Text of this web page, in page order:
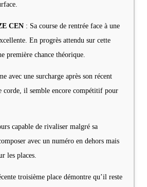
CEN : Sa course de rentrée face à une
En progrès attendu sur cette
première chance théorique.
avec une surcharge après son récent
corde, il semble encore compétitif pour
capable de rivaliser malgré sa
avec un numéro en dehors mais
les places.
troisième place démontre qu’il reste